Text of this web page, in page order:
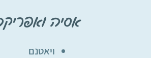
אסיה
ויאטנם